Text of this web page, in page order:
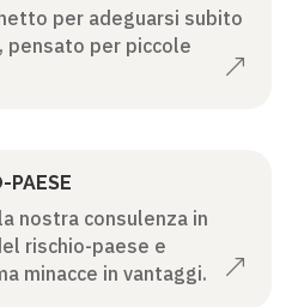
per adeguarsi subito
pensato per piccole
&
PAESE
nostra consulenza in
rischio-paese e
minacce in vantaggi.
&